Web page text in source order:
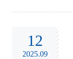
12
2025.09